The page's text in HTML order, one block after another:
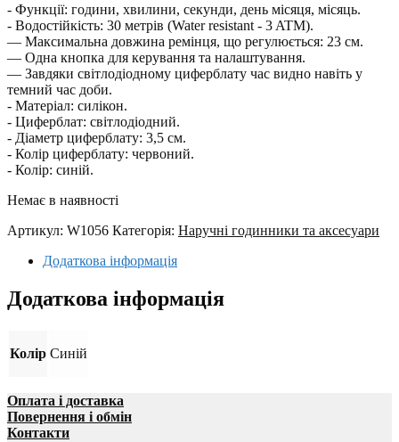
- Функції: години, хвилини, секунди, день місяця, місяць.
- Водостійкість: 30 метрів (Water resistant - 3 ATM).
— Максимальна довжина ремінця, що регулюється: 23 см.
— Одна кнопка для керування та налаштування.
— Завдяки світлодіодному циферблату час видно навіть у
темний час доби.
- Матеріал: силікон.
- Циферблат: світлодіодний.
- Діаметр циферблату: 3,5 см.
- Колір циферблату: червоний.
- Колір: синій.
Немає в наявності
Артикул: W1056 Категорія: Наручні годинники та аксесуари
Додаткова інформація
Додаткова інформація
Колір Синій
Оплата і доставка
Повернення і обмін
Контакти